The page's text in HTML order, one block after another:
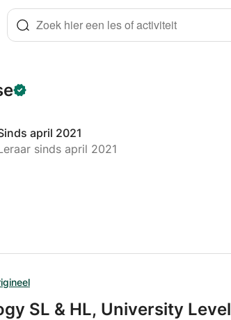
Zoek hier een les of activiteit
april 2021
sinds april 2021
SL & HL, University